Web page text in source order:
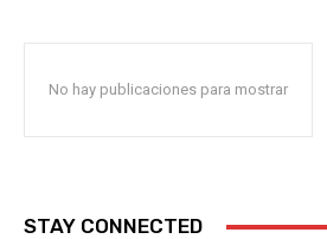
No hay publicaciones para mostrar
STAY CONNECTED